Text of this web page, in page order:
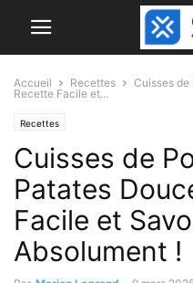
Accueil Recettes
Cuisses de
Recette Facile et...
Recettes
Cuisses de
Patates
Facile et
Absolument !